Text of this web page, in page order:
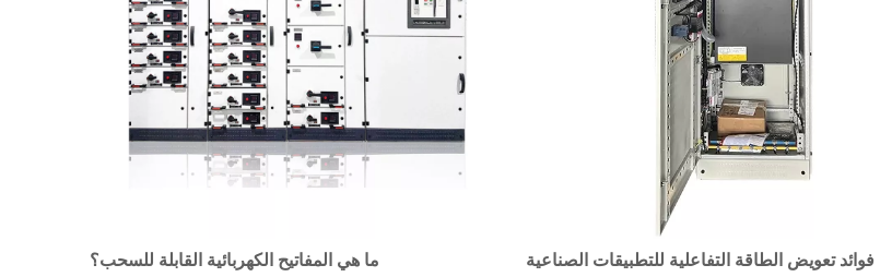
ما هي المفاتيح الكهربائية القابلة للسحب؟ فوائد تعويض الطاقة التفاعلية للتطبيقات الصناعية